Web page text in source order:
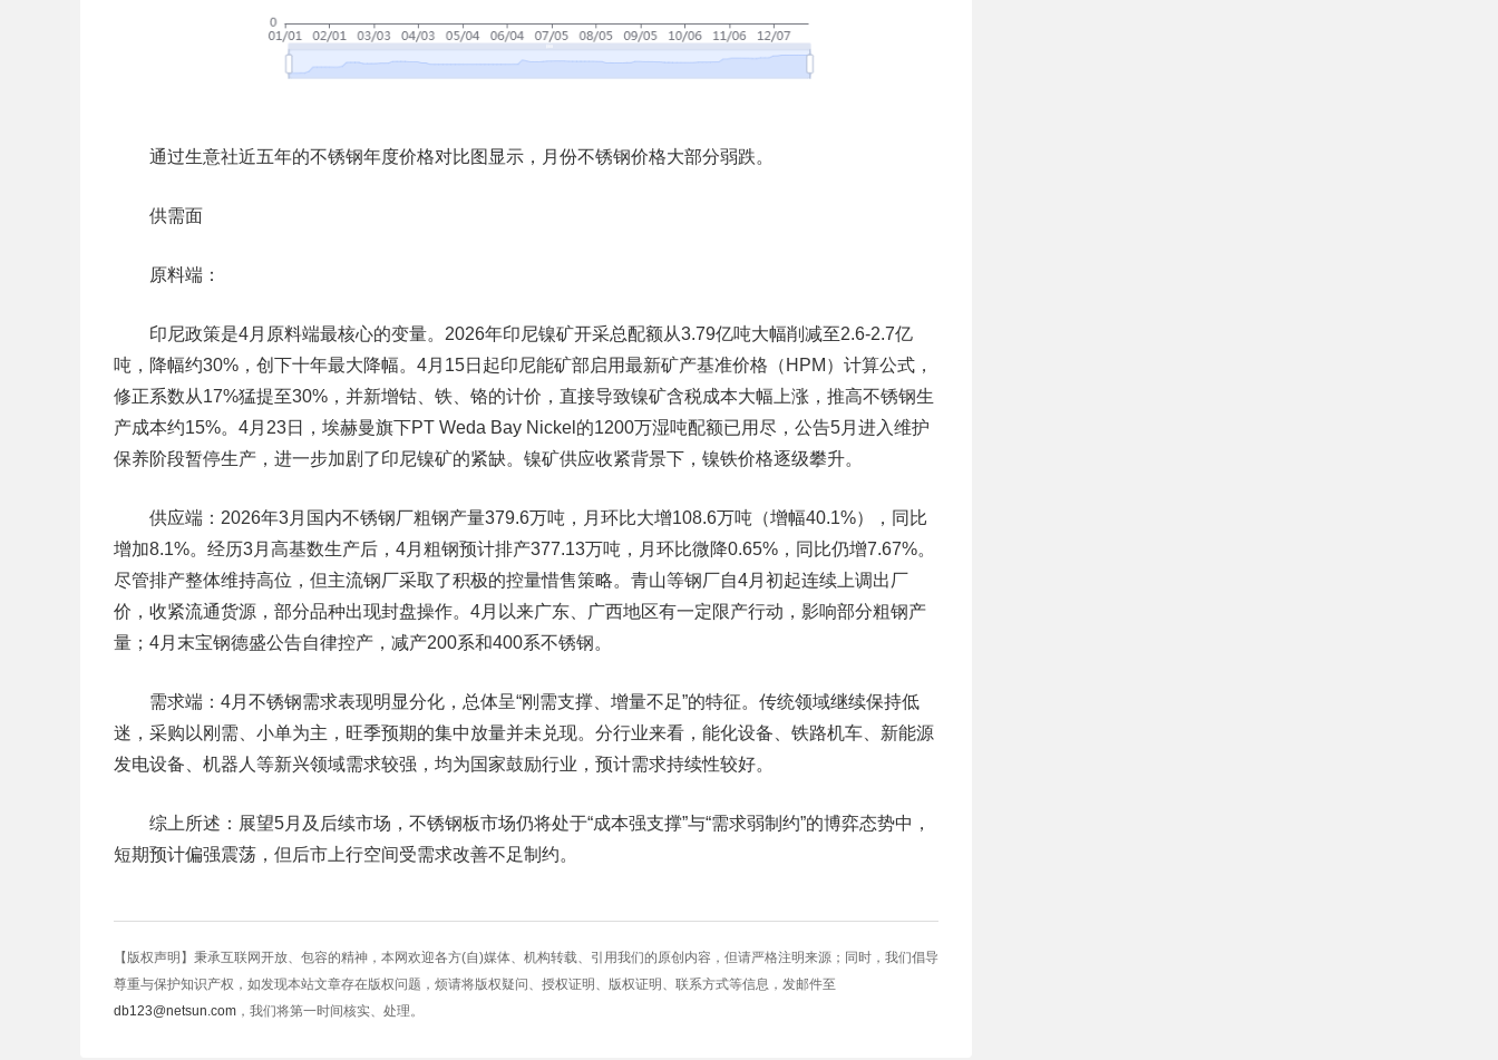
通过生意社近五年的不锈钢年度价格对比图显示，月份不锈钢价格大部分弱跌。
供需面
原料端：
印尼政策是4月原料端最核心的变量。2026年印尼镍矿开采总配额从3.79亿吨大幅削减至2.6-2.7亿
吨，降幅约30%，创下十年最大降幅。4月15日起印尼能矿部启用最新矿产基准价格（HPM）计算公式，
修正系数从17%猛提至30%，并新增钴、铁、铬的计价，直接导致镍矿含税成本大幅上涨，推高不锈钢生
产成本约15%。4月23日，埃赫曼旗下PT Weda Bay Nickel的1200万湿吨配额已用尽，公告5月进入维护
保养阶段暂停生产，进一步加剧了印尼镍矿的紧缺。镍矿供应收紧背景下，镍铁价格逐级攀升。
供应端： 2026年3月国内不锈钢厂粗钢产量379.6万吨，月环比大增108.6万吨（增幅40.1%），同比
增加8.1%。经历3月高基数生产后，4月粗钢预计排产377.13万吨，月环比微降0.65%，同比仍增7.67%。
尽管排产整体维持高位，但主流钢厂采取了积极的控量惜售策略。青山等钢厂自4月初起连续上调出厂
价，收紧流通货源，部分品种出现封盘操作。4月以来广东、广西地区有一定限产行动，影响部分粗钢产
量；4月末宝钢德盛公告自律控产，减产200系和400系不锈钢。
需求端： 4月不锈钢需求表现明显分化，总体呈“刚需支撑、增量不足”的特征。传统领域继续保持低
迷，采购以刚需、小单为主，旺季预期的集中放量并未兑现。分行业来看，能化设备、铁路机车、新能源
发电设备、机器人等新兴领域需求较强，均为国家鼓励行业，预计需求持续性较好。
综上所述：展望5月及后续市场，不锈钢板市场仍将处于“成本强支撑”与“需求弱制约”的博弈态势中，
短期预计偏强震荡，但后市上行空间受需求改善不足制约。
【版权声明】秉承互联网开放、包容的精神，本网欢迎各方(自)媒体、机构转载、引用我们的原创内容，但请严格注明来源；同时，我们倡导
尊重与保护知识产权，如发现本站文章存在版权问题，烦请将版权疑问、授权证明、版权证明、联系方式等信息，发邮件至
db123@netsun.com ，我们将第一时间核实、处理。